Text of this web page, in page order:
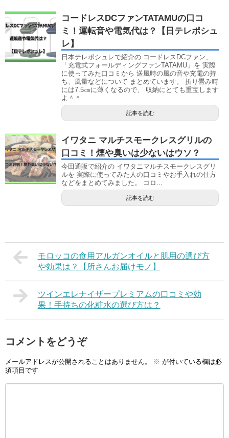
コードレスDCファンTATAMUの口コ
ミ！運転音や電気代は？【日テレポシュ
レ】
日本テレポシュレで紹介の コードレスDCファン、
「充電式フォールディングファンTATAMU」を 実際
に使ってみた口コミから 送風時の風の音や充電の持
ち、風量などについて まとめています。 折り畳み時
には7.5㎝に薄くなるので、 収納にとても重宝します
よ＾＾
記事を読む
イワタニ マルチスモークレスグリルの
口コミ！煙や臭いは少ないはウソ？
今田通販で紹介の イワタニマルチスモークレスグリ
ルを 実際に使ってみた人の口コミやお手入れの仕方
などをまとめてみました。 コロ...
記事を読む
モロッコの食用アルガンオイルと肌用の選び方
や効果は？【所さんお届けモノ】
ツインエレナイザープレミアムの口コミや効
果！手持ちの化粧水の選び方は？
コメントをどうぞ
メールアドレスが公開されることはありません。 ※ が付いている欄は必
須項目です